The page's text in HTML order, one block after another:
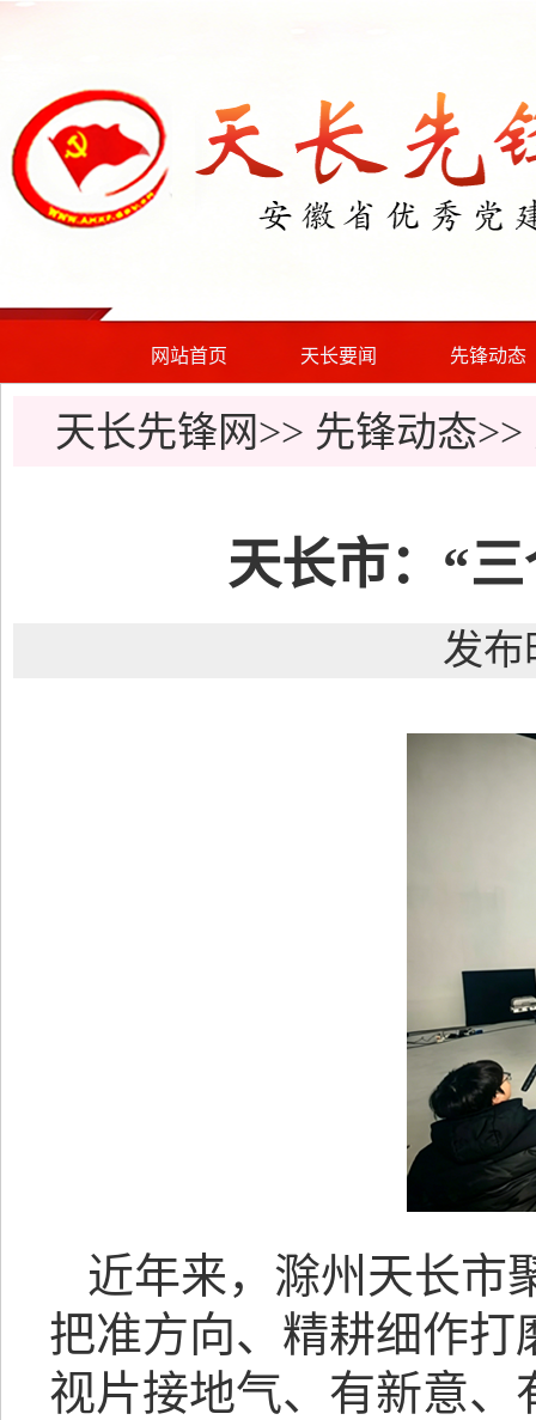
网站首页 天长要闻 先锋动态
天长先锋网>> 先锋动态>>
天长市：“
发布
近年来，滁州天长市
把准方向、精耕细作
视片接地气、有新意